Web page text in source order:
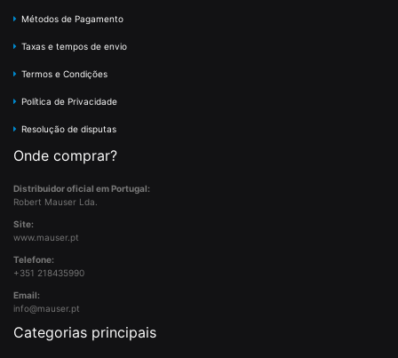
Métodos de Pagamento
Taxas e tempos de envio
Termos e Condições
Política de Privacidade
Resolução de disputas
Onde comprar?
Distribuidor oficial em Portugal:
Robert Mauser Lda.
Site:
www.mauser.pt
Telefone:
+351 218435990
Email:
info@mauser.pt
Categorias principais